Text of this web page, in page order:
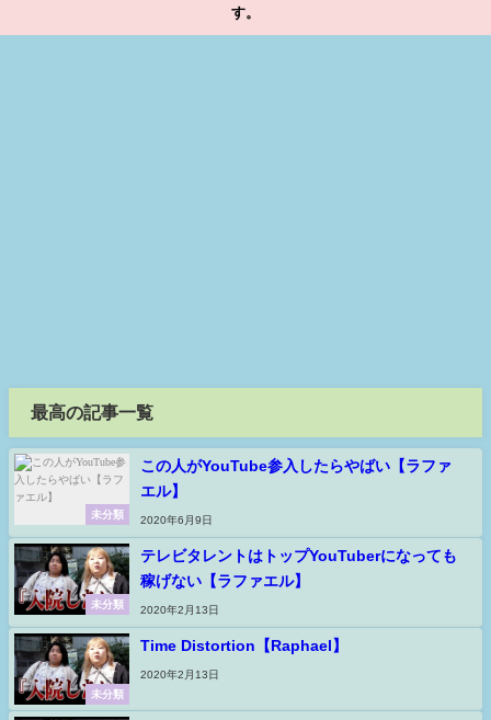
す。
最高の記事一覧
未分類
この人がYouTube参入したらやばい【ラファ
エル】
2020年6月9日
未分類
テレビタレントはトップYouTuberになっても
稼げない【ラファエル】
2020年2月13日
未分類
Time Distortion【Raphael】
2020年2月13日